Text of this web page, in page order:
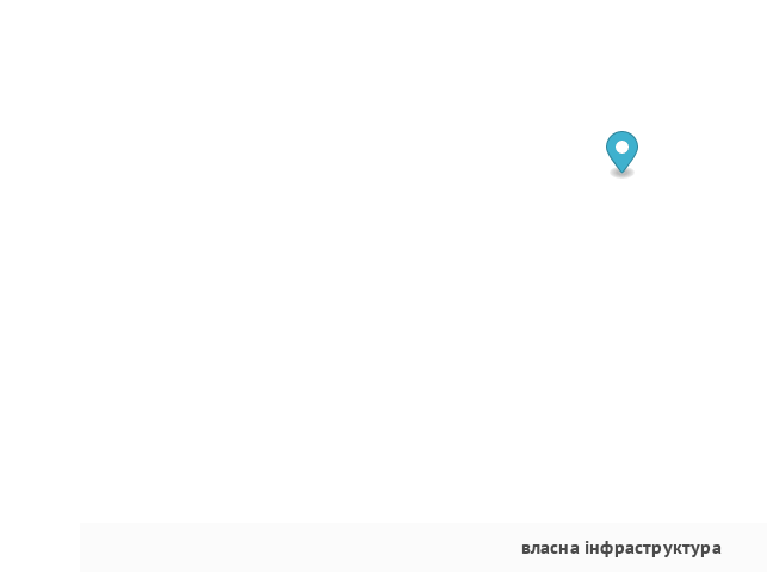
власна інфраструктура